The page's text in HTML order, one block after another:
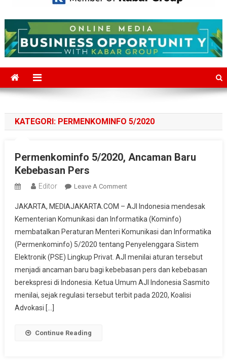
Mediajakarta.com
KATEGORI: PERMENKOMINFO 5/2020
Permenkominfo 5/2020, Ancaman Baru
Kebebasan Pers
Editor Leave A CommentOn
5/2020,
Ancaman
Baru
Kebebasan
Pers
JAKARTA, MEDIAJAKARTA.COM – AJI Indonesia mendesak
Kementerian Komunikasi dan Informatika (Kominfo)
membatalkan Peraturan Menteri Komunikasi dan Informatika
(Permenkominfo) 5/2020 tentang Penyelenggara Sistem
Elektronik (PSE) Lingkup Privat. AJI menilai aturan tersebut
menjadi ancaman baru bagi kebebasan pers dan kebebasan
berekspresi di Indonesia. Ketua Umum AJI Indonesia Sasmito
menilai, sejak regulasi tersebut terbit pada 2020, Koalisi
Advokasi […]
Continue Reading